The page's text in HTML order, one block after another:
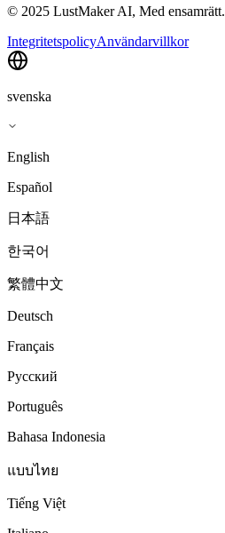
© 2025 LustMaker AI, Med ensamrätt.
IntegritetspolicyAnvändarvillkor
svenska
English
Español
日本語
한국어
繁體中文
Deutsch
Français
Русский
Português
Bahasa Indonesia
แบบไทย
Tiếng Việt